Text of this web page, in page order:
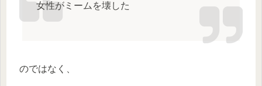
女性がミームを壊した
のではなく、